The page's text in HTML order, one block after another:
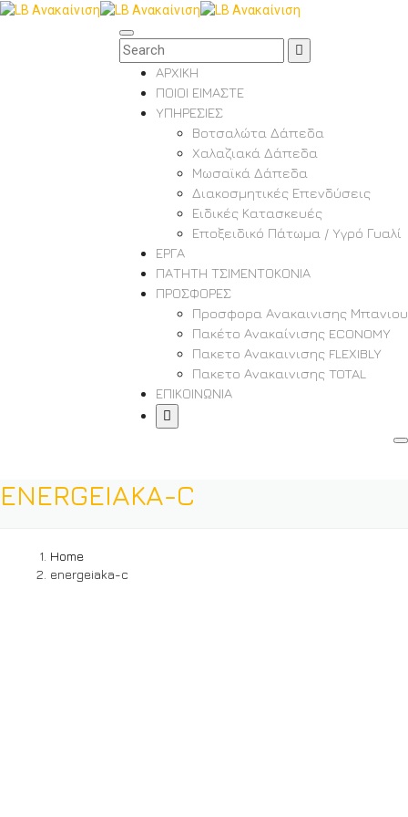
ΑΡΧΙΚΗ
ΠΟΙΟΙ ΕΙΜΑΣΤΕ
ΥΠΗΡΕΣΙΕΣ
Βοτσαλώτα Δάπεδα
Χαλαζιακά Δάπεδα
Μωσαϊκά Δάπεδα
Διακοσμητικές Επενδύσεις
Ειδικές Κατασκευές
Εποξειδικό Πάτωμα / Υγρό Γυαλί
ΕΡΓΑ
ΠΑΤΗΤΗ ΤΣΙΜΕΝΤΟΚΟΝΙΑ
ΠΡΟΣΦΟΡΕΣ
Προσφορα Ανακαινισης Μπανιου
Πακέτο Ανακαίνισης ECONOMY
Πακετο Ανακαινισης FLEXIBLY
Πακετο Ανακαινισης TOTAL
ΕΠΙΚΟΙΝΩΝΙΑ
ENERGEIAKA-C
Home
energeiaka-c